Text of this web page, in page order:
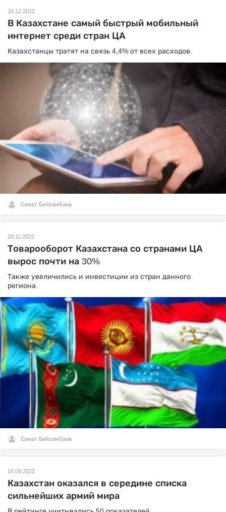
19.12.2022
В Казахстане самый быстрый мобильный
интернет среди стран ЦА
Казахстанцы тратят на связь 4,4% от всех расходов.
Самат Бейсембаев
28.11.2022
Товарооборот Казахстана со странами ЦА
вырос почти на 30%
Также увеличились и инвестиции из стран данного
региона.
Самат Бейсембаев
16.09.2022
Казахстан оказался в середине списка
сильнейших армий мира